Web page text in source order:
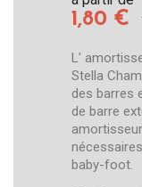
1,80 €
L'
Stella
des barres
de barre
baby-foot.